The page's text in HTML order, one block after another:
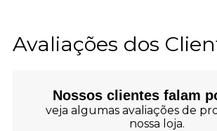
Avaliações dos
Nossos clientes falam
veja algumas avaliações de
nossa loja.